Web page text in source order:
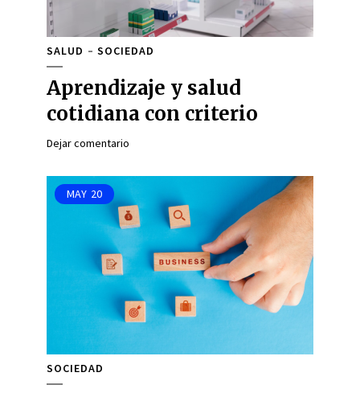
SALUD SOCIEDAD
Aprendizaje y salud
cotidiana con criterio
Dejar comentario
MAY 20
SOCIEDAD